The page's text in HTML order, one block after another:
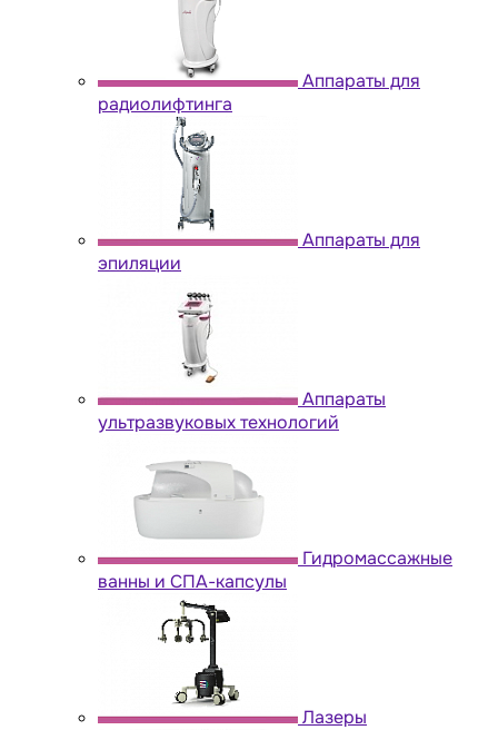
Аппараты для
радиолифтинга
Аппараты для
эпиляции
Аппараты
ультразвуковых технологий
Гидромассажные
ванны и СПА-капсулы
Лазеры